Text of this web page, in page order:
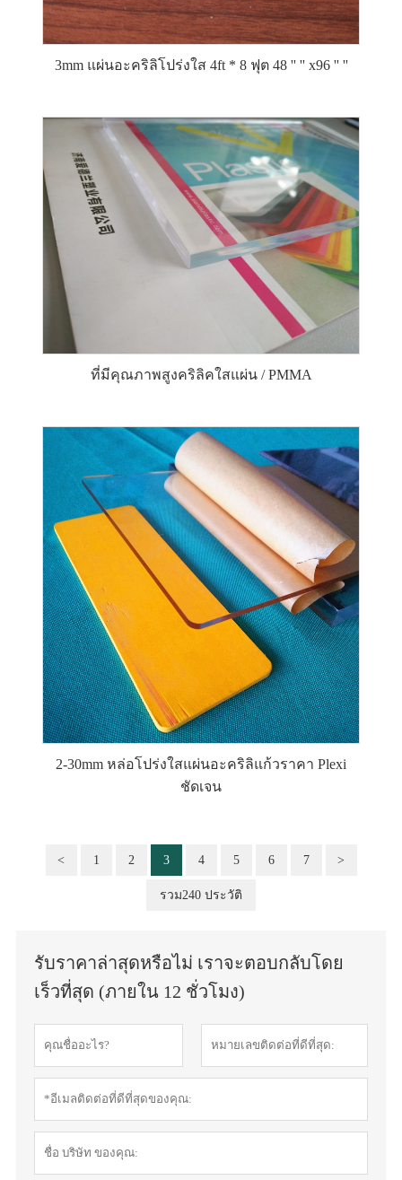
3mm แผ่นอะคริลิโปร่งใส 4ft * 8 ฟุต 48 '' '' x96 '' ''
ที่มีคุณภาพสูงคริลิคใสแผ่น / PMMA
2-30mm หล่อโปร่งใสแผ่นอะคริลิแก้วราคา Plexi
ชัดเจน
< 1 2 3 4 5 6 7 >
รวม240 ประวัติ
รับราคาล่าสุดหรือไม่ เราจะตอบกลับโดย
เร็วที่สุด (ภายใน 12 ชั่วโมง)